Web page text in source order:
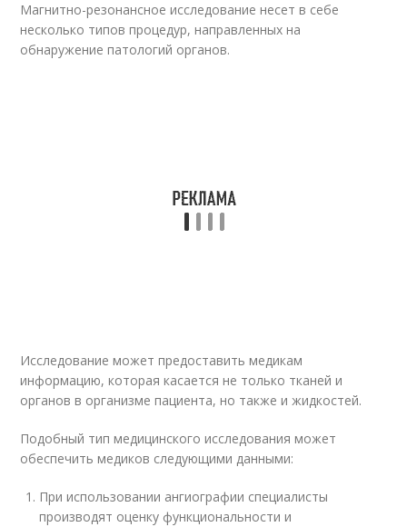
Магнитно-резонансное исследование несет в себе
несколько типов процедур, направленных на
обнаружение патологий органов.
Исследование может предоставить медикам
информацию, которая касается не только тканей и
органов в организме пациента, но также и жидкостей.
Подобный тип медицинского исследования может
обеспечить медиков следующими данными:
При использовании ангиографии специалисты
производят оценку функциональности и